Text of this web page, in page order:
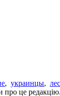
, украинцы, лес
про це редакцію.